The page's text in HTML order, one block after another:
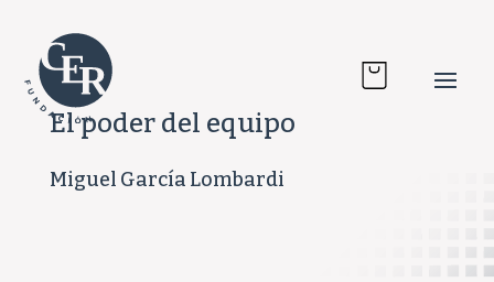
El poder del equipo
Miguel García Lombardi